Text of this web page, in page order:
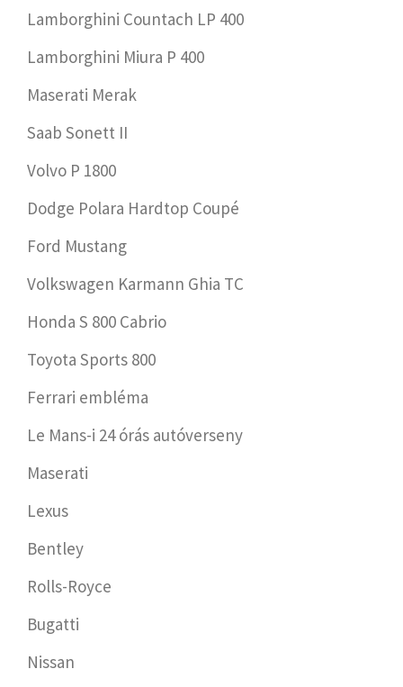
Lamborghini Countach LP 400
Lamborghini Miura P 400
Maserati Merak
Saab Sonett II
Volvo P 1800
Dodge Polara Hardtop Coupé
Ford Mustang
Volkswagen Karmann Ghia TC
Honda S 800 Cabrio
Toyota Sports 800
Ferrari embléma
Le Mans-i 24 órás autóverseny
Maserati
Lexus
Bentley
Rolls-Royce
Bugatti
Nissan